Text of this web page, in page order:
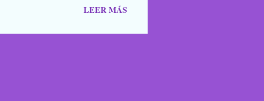
un comentario, un saludo, una
se asoma en los caminos, los
LEER MÁS